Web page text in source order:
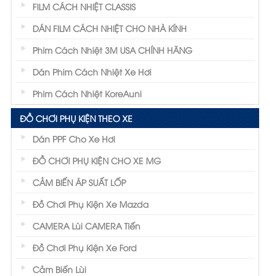
FILM CÁCH NHIỆT CLASSIS
DÁN FILM CÁCH NHIỆT CHO NHÀ KÍNH
Phim Cách Nhiệt 3M USA CHÍNH HÃNG
Dán Phim Cách Nhiệt Xe Hơi
Phim Cách Nhiệt KoreAuni
ĐỒ CHƠI PHỤ KIỆN THEO XE
Dán PPF Cho Xe Hơi
ĐỒ CHƠI PHỤ KIỆN CHO XE MG
CẢM BIẾN ÁP SUẤT LỐP
Đồ Chơi Phụ Kiện Xe Mazda
CAMERA Lùi CAMERA Tiến
Đồ Chơi Phụ Kiện Xe Ford
Cảm Biến Lùi